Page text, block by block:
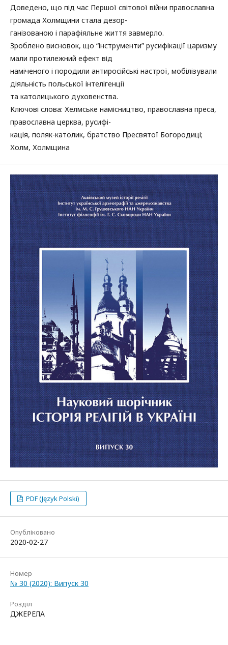
Доведено, що під час Першої світової війни православна
громада Холмщини стала дезор-
ганізованою і парафіяльне життя завмерло.
Зроблено висновок, що “інструменти” русифікації царизму
мали протилежний ефект від
наміченого і породили антиросійські настрої, мобілізували
діяльність польської інтелігенції
та католицького духовенства.
Ключові слова: Хелмське намісництво, православна преса,
православна церква, русифі-
кація, поляк-католик, братство Пресвятої Богородиці;
Холм, Холмщина
PDF (Język Polski)
Опубліковано
2020-02-27
Номер
№ 30 (2020): Випуск 30
Розділ
ДЖЕРЕЛА